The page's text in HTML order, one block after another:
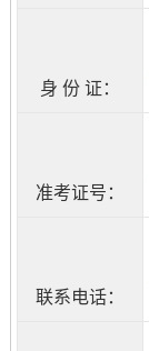
身 份 证：
准考证号：
联系电话：